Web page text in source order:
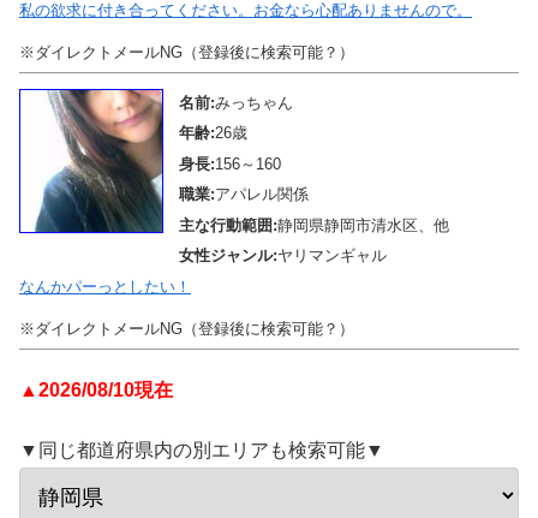
私の欲求に付き合ってください。お金なら心配ありませんので。
※ダイレクトメールNG（登録後に検索可能？）
名前:みっちゃん
年齢:26歳
身長:156～160
職業:アパレル関係
主な行動範囲:静岡県静岡市清水区、他
女性ジャンル:ヤリマンギャル
なんかパーっとしたい！
※ダイレクトメールNG（登録後に検索可能？）
▲2026/08/10現在
▼同じ都道府県内の別エリアも検索可能▼